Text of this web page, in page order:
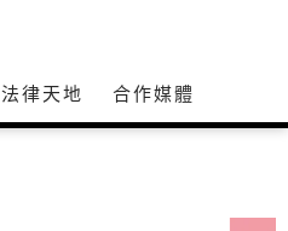
法律天地 合作媒體